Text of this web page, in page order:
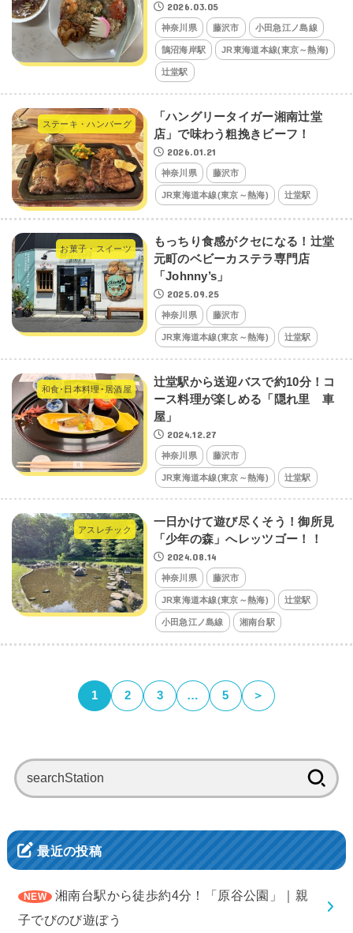
2026.03.05
神奈川県 藤沢市 小田急江ノ島線
鵠沼海岸駅 JR東海道本線(東京～熱海)
辻堂駅
ステーキ・ハンバーグ
「ハングリータイガー湘南辻堂
店」で味わう粗挽きビーフ！
2026.01.21
神奈川県 藤沢市
JR東海道本線(東京～熱海) 辻堂駅
お菓子・スイーツ
もっちり食感がクセになる！辻堂
元町のベビーカステラ専門店
「Johnny’s」
2025.09.25
神奈川県 藤沢市
JR東海道本線(東京～熱海) 辻堂駅
和食･日本料理･居酒屋
辻堂駅から送迎バスで約10分！コ
ース料理が楽しめる「隠れ里 車
屋」
2024.12.27
神奈川県 藤沢市
JR東海道本線(東京～熱海) 辻堂駅
アスレチック
一日かけて遊び尽くそう！御所見
「少年の森」へレッツゴー！！
2024.08.14
神奈川県 藤沢市
JR東海道本線(東京～熱海) 辻堂駅
小田急江ノ島線 湘南台駅
1 2 3 … 5 ＞
索:
最近の投稿
湘南台駅から徒歩約4分！「原谷公園」｜親
子でびのび遊ぼう